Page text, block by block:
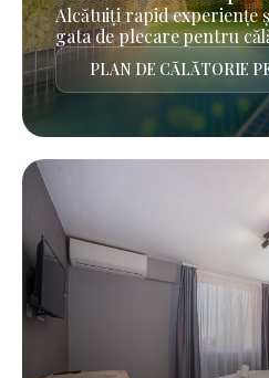
Alcătuiți rapid experiențe
gata de plecare pentru
PLAN DE CĂLĂTORIE